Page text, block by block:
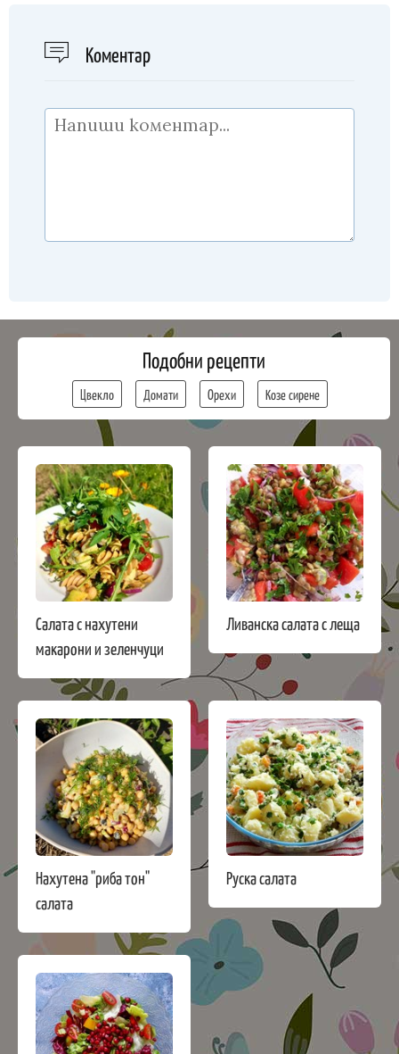
Kоментар
Подобни рецепти
Цвекло Домати Орехи Козе сирене
Салата с нахутени
макарони и зеленчуци
Ливанска салата с леща
Нахутена "риба тон"
салата
Руска салата